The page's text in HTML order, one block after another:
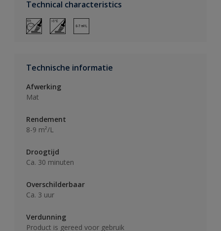
Technical characteristics
Technische informatie
Afwerking
Mat
Rendement
8-9 m²/L
Droogtijd
Ca. 30 minuten
Overschilderbaar
Ca. 3 uur
Verdunning
Product is gereed voor gebruik